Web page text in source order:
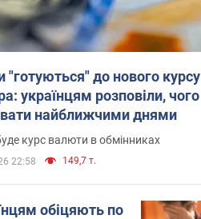
"готуються" до нового курсу
українцям розповіли, чого
найближчими днями
курс валюти в обмінниках
22:58 149,7 т.
обіцяють по